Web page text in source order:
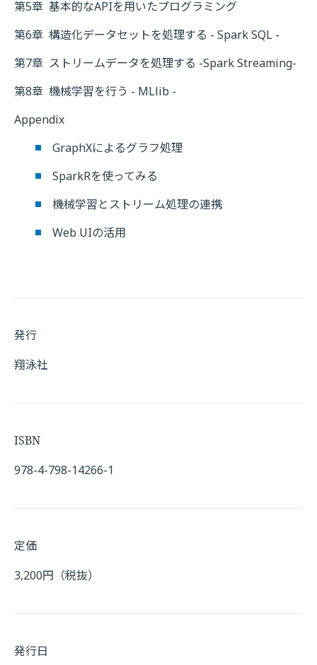
第5章 基本的なAPIを用いたプログラミング
第6章 構造化データセットを処理する - Spark SQL -
第7章 ストリームデータを処理する -Spark Streaming-
第8章 機械学習を行う - MLlib -
Appendix
GraphXによるグラフ処理
SparkRを使ってみる
機械学習とストリーム処理の連携
Web UIの活用
発行
翔泳社
ISBN
978-4-798-14266-1
定価
3,200円（税抜）
発行日